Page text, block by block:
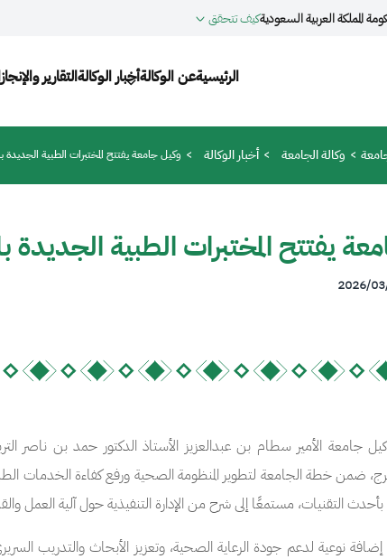
المملكة العربية السعوديةكيف تتحقق
Main navigation
الرئيسيةعن الوكالةأخبار الوكالةالتقارير
وكالة الجامعة أخبار الوكالة وكيل جامعة يفتتح المختبرات الطبية
يفتتح المختبرات الطبية
2026/
جامعة الأمير سطام بن عبدالعزيز الأستاذ الدكتور حمد بن ناصر
ضمن خطة الجامعة لتطوير المنظومة الصحية ورفع كفاءة الخدمات
بأحدث التقنيات، مستمعًا إلى شرح من الإدارة التنفيذية حول آلية العمل
إضافة نوعية لدعم جودة الرعاية الصحية، وتعزيز الأبحاث والتدريب